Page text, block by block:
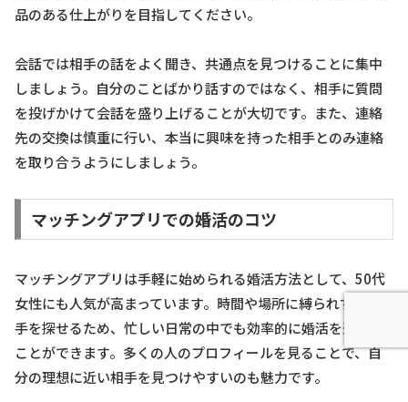
品のある仕上がりを目指してください。
会話では相手の話をよく聞き、共通点を見つけることに集中
しましょう。自分のことばかり話すのではなく、相手に質問
を投げかけて会話を盛り上げることが大切です。また、連絡
先の交換は慎重に行い、本当に興味を持った相手とのみ連絡
を取り合うようにしましょう。
マッチングアプリでの婚活のコツ
マッチングアプリは手軽に始められる婚活方法として、50代
女性にも人気が高まっています。時間や場所に縛られずに相
手を探せるため、忙しい日常の中でも効率的に婚活を進める
ことができます。多くの人のプロフィールを見ることで、自
分の理想に近い相手を見つけやすいのも魅力です。